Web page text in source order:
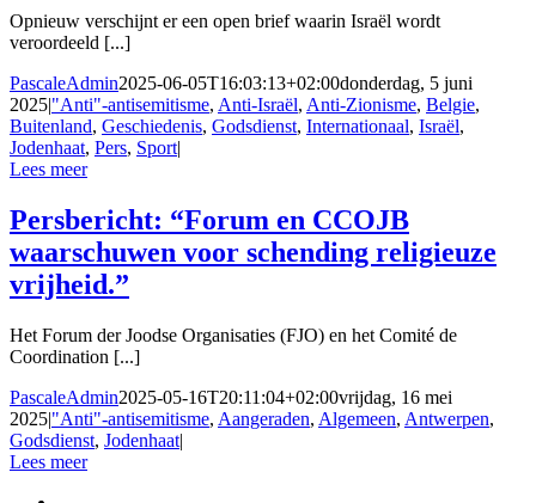
Opnieuw verschijnt er een open brief waarin Israël wordt
veroordeeld [...]
PascaleAdmin2025-06-05T16:03:13+02:00donderdag, 5 juni
2025|"Anti"-antisemitisme, Anti-Israël, Anti-Zionisme, Belgie,
Buitenland, Geschiedenis, Godsdienst, Internationaal, Israël,
Jodenhaat, Pers, Sport|
Lees meer
Persbericht: “Forum en CCOJB
waarschuwen voor schending religieuze
vrijheid.”
Het Forum der Joodse Organisaties (FJO) en het Comité de
Coordination [...]
PascaleAdmin2025-05-16T20:11:04+02:00vrijdag, 16 mei
2025|"Anti"-antisemitisme, Aangeraden, Algemeen, Antwerpen,
Godsdienst, Jodenhaat|
Lees meer